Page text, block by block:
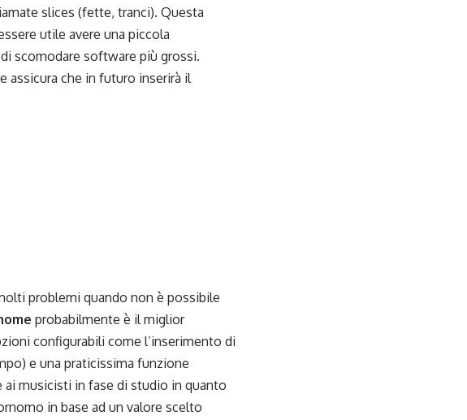
slices (fette, tranci). Questa
utile avere una piccola
scomodare software più grossi.
assicura che in futuro inserirà il
problemi quando non è possibile
probabilmente è il miglior
configurabili come l’inserimento di
e una praticissima funzione
musicisti in fase di studio in quanto
in base ad un valore scelto